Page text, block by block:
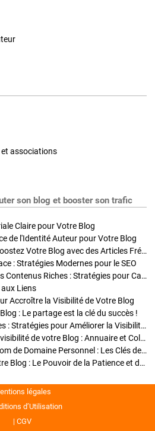
et associations
son blog et booster son trafic
Claire pour Votre Blog
de l'Identité Auteur pour Votre Blog
Stratégies de Publication : Boostez Votre Blog avec des Articles Fréquents et Exclusifs
: Stratégies Modernes pour le SEO
Enrichir Vos Articles avec des Contenus Riches : Stratégies pour Captiver et Optimiser
Liens
Accroître la Visibilité de Votre Blog
: Le partage est la clé du succès !
Optimisation SEO des Articles : Stratégies pour Améliorer la Visibilité de Votre Blog
Stratégies pour améliorer la visibilité de votre Blog : Annuaire et Collaborations
Pourquoi Investir dans un Nom de Domaine Personnel : Les Clés de la Réussite de Votre Blog
Comment Faire Émerger Votre Blog : Le Pouvoir de la Patience et de la Persévérance
légales
d’Utilisation
CGV